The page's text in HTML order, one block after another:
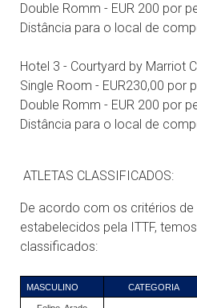
Double Romm - EUR 200 por
Distância para o local de
Hotel 3 - Courtyard by Marriot
Single Room - EUR230,00 por
Double Romm - EUR 200 por
Distância para o local de
ATLETAS CLASSIFICADOS:
De acordo com os critérios
estabelecidos pela ITTF,
classificados:
MASCULINO CATEGORIA